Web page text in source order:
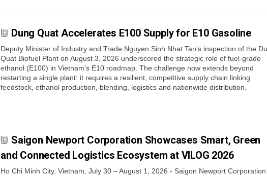
Dung Quat Accelerates E100 Supply for E10 Gasoline
Deputy Minister of Industry and Trade Nguyen Sinh Nhat Tan’s inspection of the
Quat Biofuel Plant on August 3, 2026 underscored the strategic role of fuel-grade
ethanol (E100) in Vietnam’s E10 roadmap. The challenge now extends beyond
restarting a single plant: it requires a resilient, competitive supply chain linking
feedstock, ethanol production, blending, logistics and nationwide distribution.
Saigon Newport Corporation Showcases Smart, Green
and Connected Logistics Ecosystem at VILOG 2026
Ho Chi Minh City, Vietnam, July 30 – August 1, 2026 - Saigon Newport Corporation